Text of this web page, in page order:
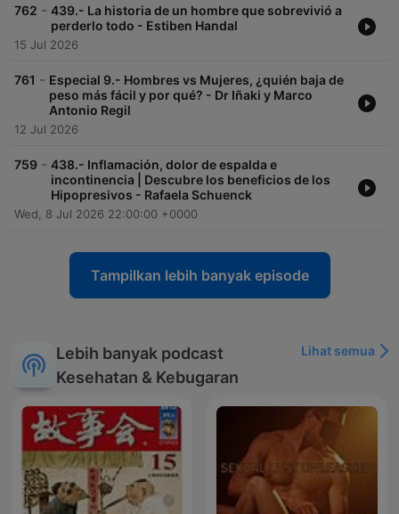
762 - 439.- La historia de un hombre que sobrevivió a
perderlo todo - Estiben Handal
15 Jul 2026
761 - Especial 9.- Hombres vs Mujeres, ¿quién baja de
peso más fácil y por qué? - Dr Iñaki y Marco
Antonio Regil
12 Jul 2026
759 - 438.- Inflamación, dolor de espalda e
incontinencia | Descubre los beneficios de los
Hipopresivos - Rafaela Schuenck
Wed, 8 Jul 2026 22:00:00 +0000
Tampilkan lebih banyak episode
Lebih banyak podcast
Kesehatan & Kebugaran
Lihat semua